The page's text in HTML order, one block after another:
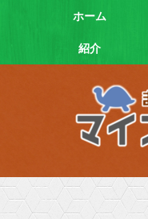
ホーム
紹介